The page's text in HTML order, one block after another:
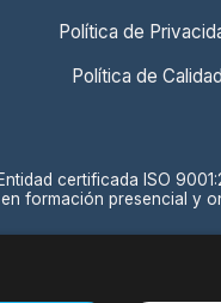
Política de
Política de Calidad
Entidad certificada ISO
formación presencial y